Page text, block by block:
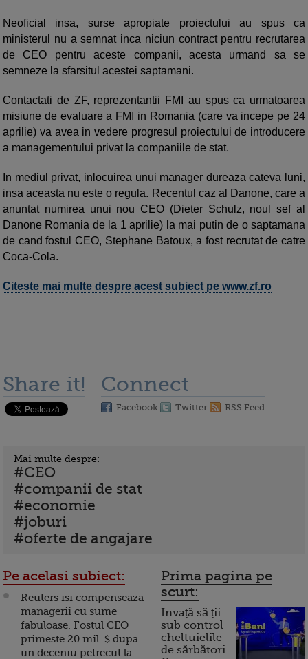
Neoficial insa, surse apropiate proiectului au spus ca
ministerul nu a semnat inca niciun contract pentru recrutarea
de CEO pentru aceste companii, acesta urmand sa se
semneze la sfarsitul acestei saptamani.
Contactati de ZF, reprezentantii FMI au spus ca urmatoarea
misiune de evaluare a FMI in Romania (care va incepe pe 24
aprilie) va avea in vedere progresul proiectului de introducere
a managementului privat la companiile de stat.
In mediul privat, inlocuirea unui manager dureaza cateva luni,
insa aceasta nu este o regula. Recentul caz al Danone, care a
anuntat numirea unui nou CEO (Dieter Schulz, noul sef al
Danone Romania de la 1 aprilie) la mai putin de o saptamana
de cand fostul CEO, Stephane Batoux, a fost recrutat de catre
Coca-Cola.
Citeste mai multe despre acest subiect pe www.zf.ro
Share it! Connect
Facebook Twitter RSS Feed
Mai multe despre:
#CEO
#companii de stat
#economie
#joburi
#oferte de angajare
Pe acelasi subiect:
Reuters isi compenseaza
managerii cu sume
fabuloase. Fostul CEO
primeste 20 mil. $ dupa
un deceniu petrecut la
Prima pagina pe
scurt:
Invață să ții
sub control
cheltuielile
de sărbători.